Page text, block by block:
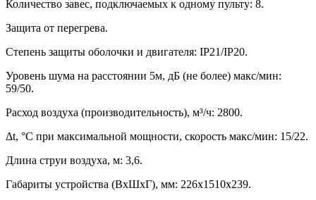
Количество завес, подключаемых к одному пульту: 8.
Защита от перегрева.
Степень защиты оболочки и двигателя: IP21/IP20.
Уровень шума на расстоянии 5м, дБ (не более) макс/мин:
59/50.
Расход воздуха (производительность), м³/ч: 2800.
Δt, °C при максимальной мощности, скорость макс/мин: 15/22.
Длина струи воздуха, м: 3,6.
Габариты устройства (ВхШхГ), мм: 226х1510х239.